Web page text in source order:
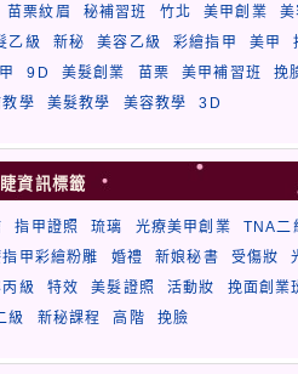
苗栗紋眉 秘補習班 竹北 美甲創業
乙級 新秘 美容乙級 彩繪指甲 美甲
9D 美髮創業 苗栗 美甲補習班
挽
學 美髮教學 美容教學 3D
資訊標籤
指甲證照 琉璃 光療美甲創業
TNA二
甲彩繪粉雕 婚禮 新娘秘書 受傷妝
級 特效 美髮證照 活動妝
挽面創業
級 新秘課程 高階 挽臉